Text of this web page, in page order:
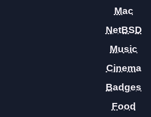
Mac
NetBSD
Music
Cinema
Badges
Food